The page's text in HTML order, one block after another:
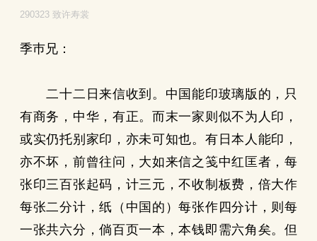
290323 致许寿裳
季巿兄：
二十二日来信收到。中国能印玻璃版的，只
有商务，中华，有正。而末一家则似不为人印，
或实仍托别家印，亦未可知也。有日本人能印，
亦不坏，前曾往问，大如来信之笺中红匡者，每
张印三百张起码，计三元，不收制板费，倍大作
每张二分计，纸（中国的）每张作四分计，则每
一张共六分，倘百页一本，本钱即需六角矣。但